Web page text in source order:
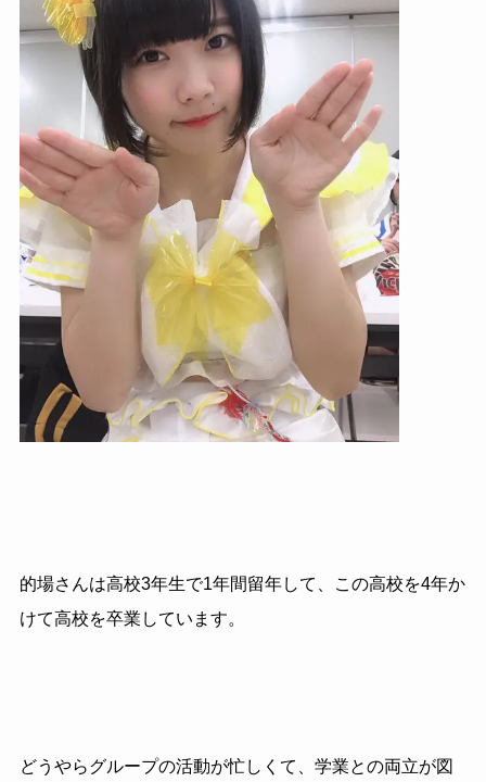
的場さんは高校3年生で1年間留年して、この高校を4年か
けて高校を卒業しています。
どうやらグループの活動が忙しくて、学業との両立が図